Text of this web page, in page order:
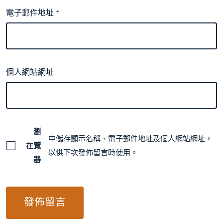
電子郵件地址*
個人網站網址
在
瀏
覽
器
中儲存顯示名稱、電子郵件地址及個人網站網址，
以供下次發佈留言時使用。